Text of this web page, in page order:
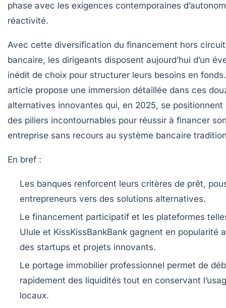
phase avec les exigences contemporaines
réactivité.
Avec cette diversification du financement hors circuit
bancaire, les dirigeants disposent aujourd’hui d’un
inédit de choix pour structurer leurs besoins en
article propose une immersion détaillée dans ces
alternatives innovantes qui, en 2025, se positionnent
des piliers incontournables pour réussir à financer
entreprise sans recours au système bancaire
En bref :
Les banques renforcent leurs critères de prêt,
entrepreneurs vers des solutions alternatives.
Le financement participatif et les plateformes
Ulule et KissKissBankBank gagnent en popularité
des startups et projets innovants.
Le portage immobilier professionnel permet de
rapidement des liquidités tout en conservant
locaux.